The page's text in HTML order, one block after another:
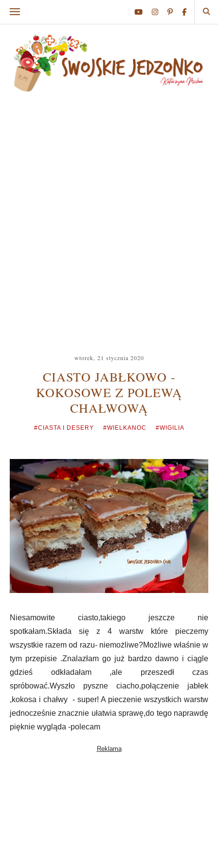
wtorek, 21 stycznia 2020
CIASTO JABŁKOWO -
KOKOSOWE Z POLEWĄ
CHAŁWOWĄ
#CIASTA I DESERY #WIELKANOC #WIGILIA
Niesamowite ciasto,takiego jeszcze nie
spotkałam.Składa się z 4 warstw które pieczemy
wszystkie razem od razu- niemożliwe?Możliwe właśnie w
tym przepisie .Znalazłam go już bardzo dawno i ciągle
gdzieś odkładałam ,ale przeszedł czas
spróbować.Wyszło pyszne ciacho,połączenie jabłek
,kokosa i chałwy - super! A pieczenie wszystkich warstw
jednocześnie znacznie ułatwia sprawę,do tego naprawdę
pięknie wygląda -polecam